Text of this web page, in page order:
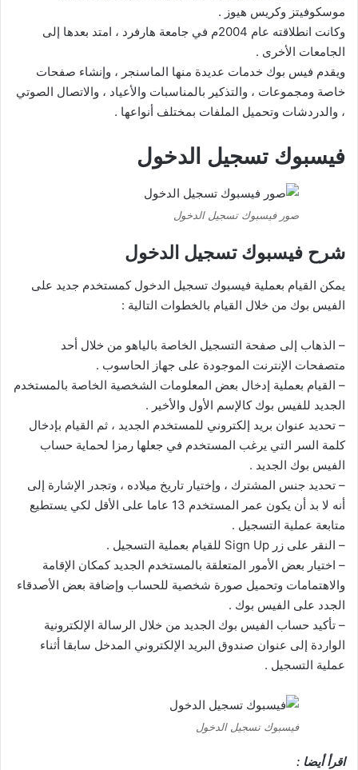
موسكوفيتز وكريس هيوز .
وكانت انطلاقته عام 2004م في جامعة هارفرد ، امتد بعدها إلى
الجامعات الأخرى .
ويقدم فيس بوك خدمات عديدة منها الماسنجر ، وإنشاء صفحات
خاصة ومجموعات ، والتذكير بالمناسبات والأعياد ، والاتصال الصوتي
، والدردشات وتحميل الملفات بمختلف أنواعها .
فيسبوك تسجيل الدخول
صور فيسبوك تسجيل الدخول
شرح فيسبوك تسجيل الدخول
يمكن القيام بعملية فيسبوك تسجيل الدخول كمستخدم جديد على
الفيس بوك من خلال القيام بالخطوات التالية :
– الذهاب إلى صفحة التسجيل الخاصة بالياهو من خلال أحد
متصفحات الإنترنت الموجودة على جهاز الحاسوب .
– القيام بعملية إدخال بعض المعلومات الشخصية الخاصة بالمستخدم
الجديد للفيس بوك كالإسم الأول والأخير .
– تحديد عنوان بريد إلكتروني للمستخدم الجديد ، ثم القيام بإدخال
كلمة السر التي يرغب المستخدم في جعلها رمزا لحماية حساب
الفيس بوك الجديد .
– تحديد جنس المشترك ، وإختيار تاريخ ميلاده ، وتجدر الإشارة إلى
أنه لا بد أن يكون عمر المستخدم 13 عاما على الأقل لكي يستطيع
متابعة عملية التسجيل .
– النقر على زر Sign Up للقيام بعملية التسجيل .
– اختيار بعض الأمور المتعلقة بالمستخدم الجديد كمكان الإقامة
والاهتمامات وتحميل صورة شخصية للحساب وإضافة بعض الأصدقاء
الجدد على الفيس بوك .
– تأكيد حساب الفيس بوك الجديد من خلال الرسالة الإلكترونية
الواردة إلى عنوان صندوق البريد الإلكتروني المدخل سابقا أثناء
عملية التسجيل .
فيسبوك تسجيل الدخول
اقرأ أيضا :